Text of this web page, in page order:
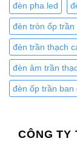
đèn pha led
đèn tròn ốp trần
đèn trần thạch
đèn âm trần
đèn ốp trần ban
CÔNG TY